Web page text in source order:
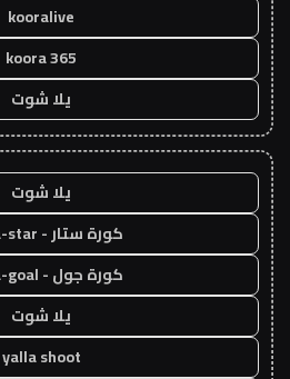
kooralive
koora 365
يلا شوت
يلا شوت
كورة ستار - koora-star
كورة جول - koora-goal
يلا شوت
yalla shoot